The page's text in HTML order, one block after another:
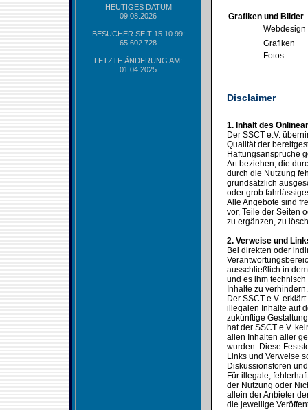
HEUTIGES DATUM
09.08.2026
BESUCHER SEIT 15.10.99:
65.602.728
LETZTE ÄNDERUNG AM:
01.04.2025
Grafiken und Bilder
Webdesign
Grafiken
Fotos
Disclaimer
1. Inhalt des
Der SSCT e.V.
Qualität der
Haftungsansprüche
Art beziehen, die
durch die Nutzung
grundsätzlich
oder grob
Alle Angebote sind
vor, Teile der Seiten
zu ergänzen, zu
2. Verweise und
Bei direkten oder
ausschließlich in
und es ihm
Inhalte zu verhindern.
Der SSCT e.V.
illegalen Inhalte auf
zukünftige
hat der SSCT e.V.
allen Inhalten aller
wurden. Diese
Links und Verweise
Diskussionsforen
Für illegale,
der Nutzung oder
allein der Anbieter
die jeweilige